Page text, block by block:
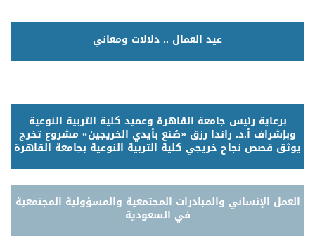
عيد العمال .. دلالات ومعاني
برعاية رئيس جامعة القاهرة وعميد كلية التربية النوعية
وبإشراف أ.د. راندا رزق «صُنع بأيدي الخريجين» مشروع تخرج
يوثق قصص نجاح خريجي كلية التربية النوعية بجامعة القاهرة
العمل الإنساني والمبادرات المجتمعية والمسؤولية المجتمعية
في السعودية